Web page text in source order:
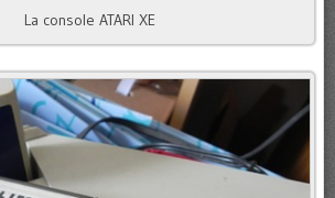
La console ATARI XE